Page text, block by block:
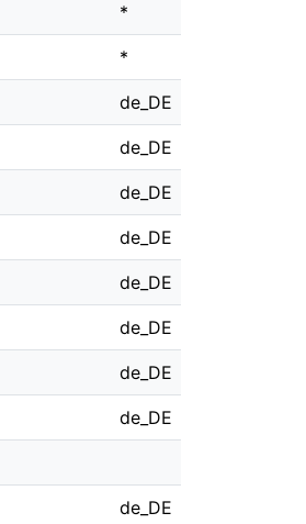
*
*
de_DE
de_DE
de_DE
de_DE
de_DE
de_DE
de_DE
de_DE
de_DE